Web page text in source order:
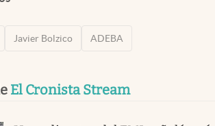
Javier Bolzico ADEBA
El Cronista Stream